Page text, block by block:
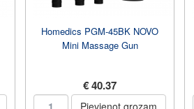
Homedics PGM-45BK NOVO
Mini Massage Gun
€ 40.37
Pievienot grozam